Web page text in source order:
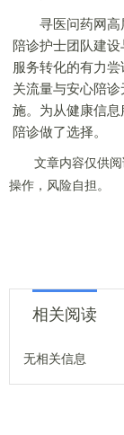
寻医问药网高
陪诊护士团队建
服务转化的有力
关流量与安心陪
施。为从健康信
陪诊做了选择。
文章内容仅供阅
操作，风险自担。
相关阅读
无相关信息